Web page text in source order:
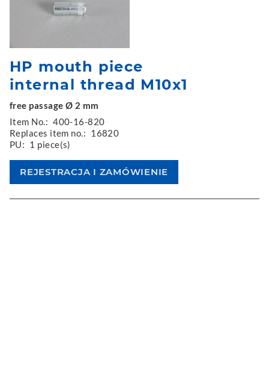
HP mouth piece
internal thread M10x1
free passage Ø 2 mm
Item No.: 400-16-820
Replaces item no.: 16820
PU: 1 piece(s)